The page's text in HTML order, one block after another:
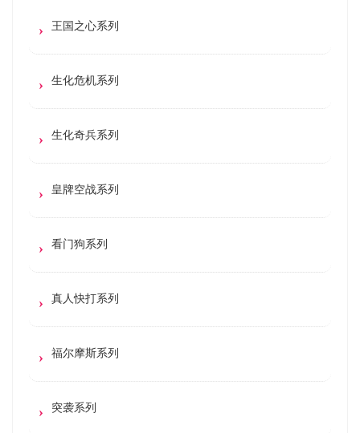
王国之心系列
生化危机系列
生化奇兵系列
皇牌空战系列
看门狗系列
真人快打系列
福尔摩斯系列
突袭系列